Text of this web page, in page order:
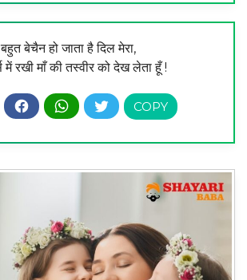
बहुत बेचैन हो जाता है दिल मेरा,
में रखी माँ की तस्वीर को देख लेता हूँ !